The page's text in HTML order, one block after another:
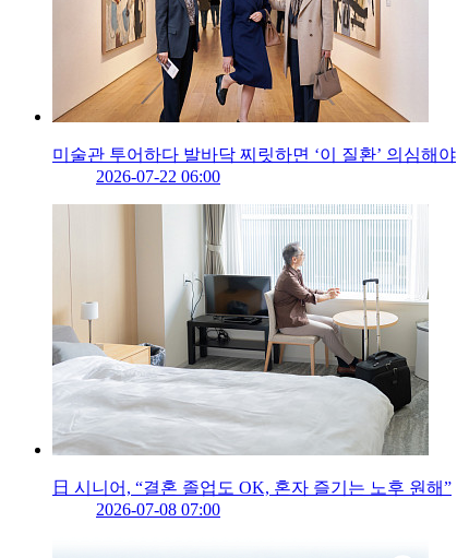
미술관 투어하다 발바닥 찌릿하면 ‘이 질환’ 의심해야
2026-07-22 06:00
日 시니어, “결혼 졸업도 OK, 혼자 즐기는 노후 원해”
2026-07-08 07:00